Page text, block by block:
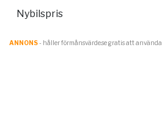
Nybilspris
ANNONS- håller förmånsvärde.se gratis att använda